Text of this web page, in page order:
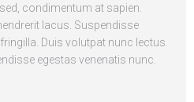
condimentum at sapien.
lacus. Suspendisse
Duis volutpat nunc lectus.
egestas venenatis nunc.